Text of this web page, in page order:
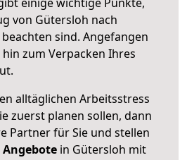
von Gütersloh nach
sind. Angefangen
zum Verpacken Ihres
alltäglichen Arbeitsstress
zuerst planen sollen, dann
Partner für Sie und stellen
in Gütersloh mit